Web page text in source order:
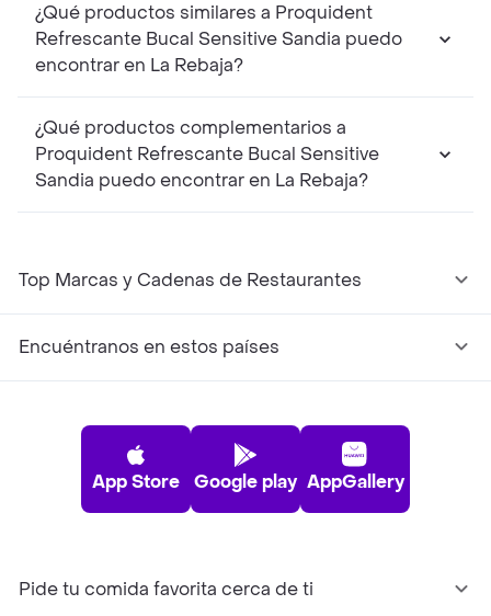
¿Qué productos similares a Proquident
Refrescante Bucal Sensitive Sandia puedo
encontrar en La Rebaja?
¿Qué productos complementarios a
Proquident Refrescante Bucal Sensitive
Sandia puedo encontrar en La Rebaja?
Top Marcas y Cadenas de Restaurantes
Encuéntranos en estos países
App Store Google play AppGallery
Pide tu comida favorita cerca de ti